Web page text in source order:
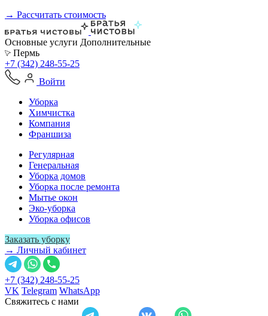
→ Рассчитать стоимость
Основные услуги Дополнительные
Пермь
+7 (342) 248-55-25
Войти
Уборка
Химчистка
Компания
Франшиза
Регулярная
Генеральная
Уборка домов
Уборка после ремонта
Мытье окон
Эко-уборка
Уборка офисов
Заказать уборку
→ Личный кабинет
+7 (342) 248-55-25
VK Telegram WhatsApp
Свяжитесь с нами